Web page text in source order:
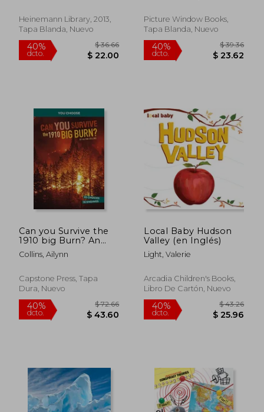
40% $ 47.61 40%
Heinemann Library, 2013,
Tapa Blanda, Nuevo
Picture Window Books,
Tapa Blanda, Nuevo
Can you Survive the
1910 big Burn? An
Interactive History
Adventure (You
History) (en Inglés)
Collins, Ailynn
Capstone Press, Tapa
Dura, Nuevo
Local Baby Hudson
Valley (en Inglés)
Light, Valerie
Arcadia Children's Books,
Libro De Cartón, Nuevo